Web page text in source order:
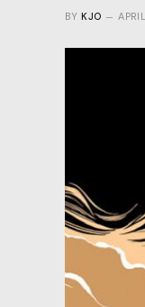
BY KJO